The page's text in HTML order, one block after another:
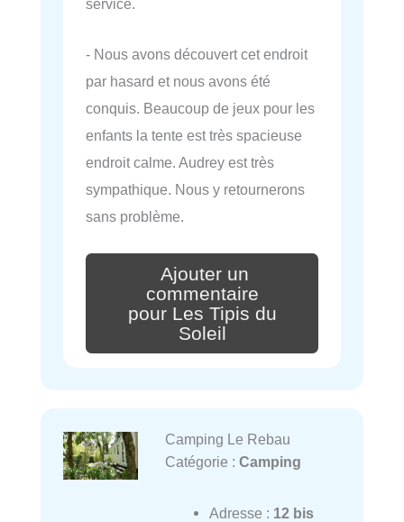
service.
- Nous avons découvert cet endroit
par hasard et nous avons été
conquis. Beaucoup de jeux pour les
enfants la tente est très spacieuse
endroit calme. Audrey est très
sympathique. Nous y retournerons
sans problème.
Ajouter un
commentaire
pour Les Tipis du
Soleil
Camping Le Rebau
Catégorie : Camping
Adresse : 12 bis